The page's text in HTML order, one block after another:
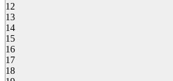
12
13
14
15
16
17
18